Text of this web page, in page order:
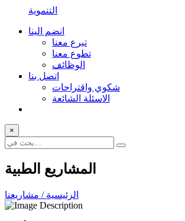
التنموية
انضم الينا
تبرع معنا
تطوع معنا
الوظائف
اتصل بنا
شكوي واقتراحات
الاسئلة الشائعة
×
المشاريع الطبية
الرئيسية / مشاريعنا